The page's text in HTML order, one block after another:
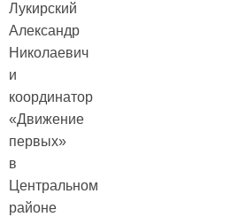
Лукирский
Александр
Николаевич
и
координатор
«Движение
первых»
в
Центральном
районе